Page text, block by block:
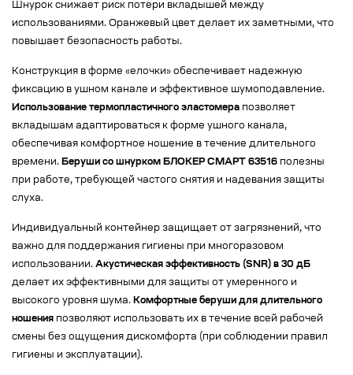
Шнурок снижает риск потери вкладышей между
использованиями. Оранжевый цвет делает их заметными, что
повышает безопасность работы.
Конструкция в форме «елочки» обеспечивает надежную
фиксацию в ушном канале и эффективное шумоподавление.
Использование термопластичного эластомера позволяет
вкладышам адаптироваться к форме ушного канала,
обеспечивая комфортное ношение в течение длительного
времени. Беруши со шнурком БЛОКЕР СМАРТ 63516 полезны
при работе, требующей частого снятия и надевания защиты
слуха.
Индивидуальный контейнер защищает от загрязнений, что
важно для поддержания гигиены при многоразовом
использовании. Акустическая эффективность (SNR) в 30 дБ
делает их эффективными для защиты от умеренного и
высокого уровня шума. Комфортные беруши для длительного
ношения позволяют использовать их в течение всей рабочей
смены без ощущения дискомфорта (при соблюдении правил
гигиены и эксплуатации).